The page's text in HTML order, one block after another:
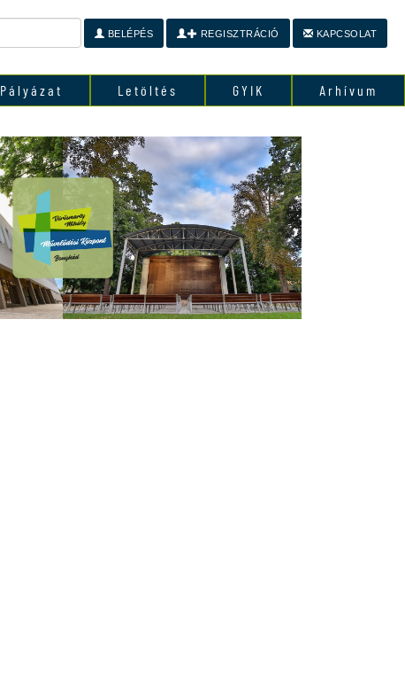
Pályázat Letöltés GYIK Arhívum
BELÉPÉS REGISZTRÁCIÓ KAPCSOLAT